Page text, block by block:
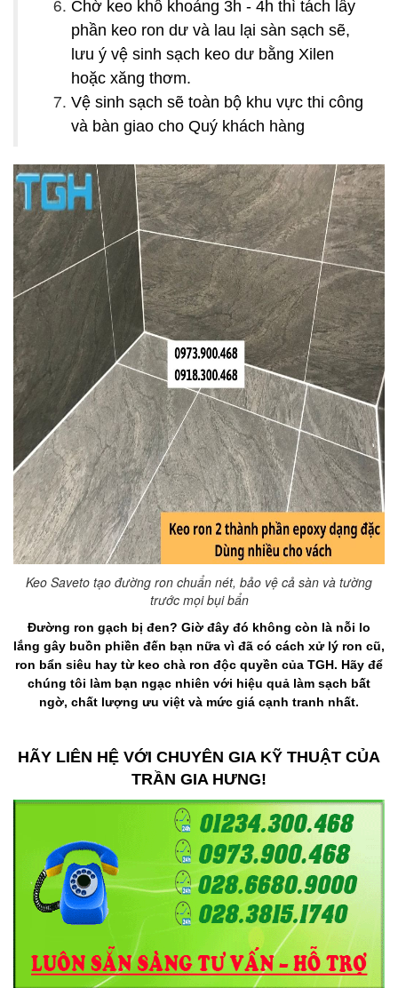
Chờ keo khô khoảng 3h - 4h thì tách lấy
phần keo ron dư và lau lại sàn sạch sẽ,
lưu ý vệ sinh sạch keo dư bằng Xilen
hoặc xăng thơm.
Vệ sinh sạch sẽ toàn bộ khu vực thi công
và bàn giao cho Quý khách hàng
Keo Saveto tạo đường ron chuẩn nét, bảo vệ cả sàn và tường
trước mọi bụi bẩn
Đường ron gạch bị đen? Giờ đây đó không còn là nỗi lo
lắng gây buồn phiền đến bạn nữa vì đã có cách xử lý ron cũ,
ron bẩn siêu hay từ keo chà ron độc quyền của TGH. Hãy để
chúng tôi làm bạn ngạc nhiên với hiệu quả làm sạch bất
ngờ, chất lượng ưu việt và mức giá cạnh tranh nhất.
HÃY LIÊN HỆ VỚI CHUYÊN GIA KỸ THUẬT CỦA
TRẦN GIA HƯNG!